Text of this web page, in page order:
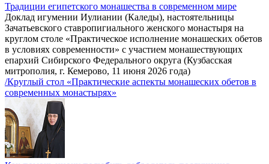
Традиции египетского монашества в современном мире
Доклад игумении Иулиании (Каледы), настоятельницы
Зачатьевского ставропигиального женского монастыря на
круглом столе «Практическое исполнение монашеских обетов
в условиях современности» с участием монашествующих
епархий Сибирского Федерального округа (Кузбасская
митрополия, г. Кемерово, 11 июня 2026 года)
/Круглый стол «Практические аспекты монашеских обетов в
современных монастырях»